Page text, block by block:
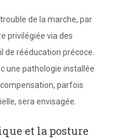
de la marche, par
privilégiée via des
de rééducation précoce.
une pathologie installée
parfois
sera envisagée.
et la posture